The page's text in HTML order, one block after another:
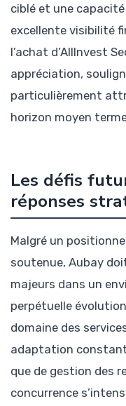
ciblé et une capacité
excellente visibilité
l’achat d’AllInvest
appréciation,
particulièrement
horizon moyen
Les défis
réponses
Malgré un
soutenue, Aubay
majeurs dans un
perpétuelle
domaine des
adaptation
que de gestion des
concurrence